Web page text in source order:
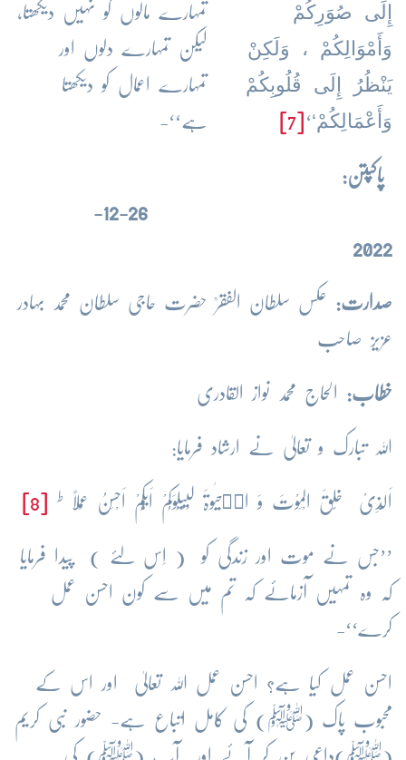
إِلَى صُوَرِكُمْ
وَأَمْوَالِكُمْ ، وَلَكِنْ
يَنْظُرُ إِلَى قُلُوبِكُمْ
وَأَعْمَالِكُمْ‘‘
تمہارے مالوں کو نہیں دیکھتا،
لیکن تمہارے دلوں اور
تمہارے اعمال کو دیکھتا
ہے‘‘-
پاکپتن:
26-12-
2022
صدارت: عکس سلطان الفقرؒ حضرت حاجی سلطان محمد بہادر
عزیز صاحب
خطاب: الحاج محمد نواز القادری
اللہ تبارک و تعالیٰ نے ارشاد فرمایا:
اَلَّذِیْ خَلَقَ الْمَوْتَ وَ الۡحَیٰوۃَ لِیَبْلُوَکُمْ اَیُّکُمْ اَحْسَنُ عَمَلًا ط
’’جس نے موت اور زندگی کو ( اِس لئے ) پیدا فرمایا
کہ وہ تمہیں آزمائے کہ تم میں سے کون احسن عمل
کرے‘‘-
احسن عمل کیا ہے؟ احسن عمل اللہ تعالیٰ اور اس کے
محبوب پاک (ﷺ) کی کامل اتباع ہے- حضور نبی کریم
(ﷺ)داعی بن کر آئے اور آپ (ﷺ) کی